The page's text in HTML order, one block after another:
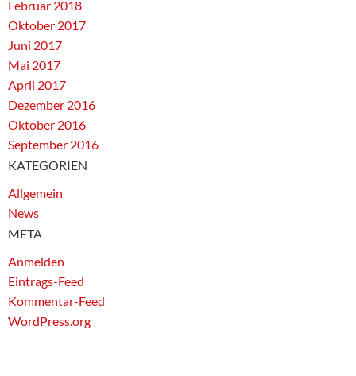
Februar 2018
Oktober 2017
Juni 2017
Mai 2017
April 2017
Dezember 2016
Oktober 2016
September 2016
KATEGORIEN
Allgemein
News
META
Anmelden
Eintrags-Feed
Kommentar-Feed
WordPress.org